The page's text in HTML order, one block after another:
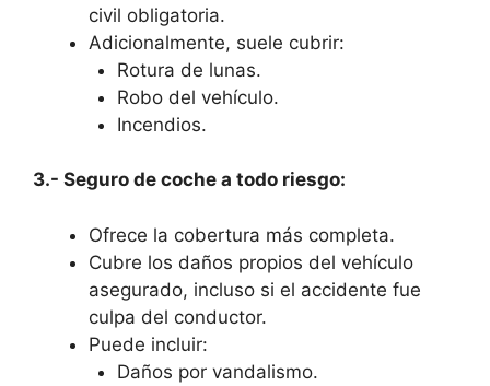
civil obligatoria.
Adicionalmente, suele cubrir:
Rotura de lunas.
Robo del vehículo.
Incendios.
3.- Seguro de coche a todo riesgo:
Ofrece la cobertura más completa.
Cubre los daños propios del vehículo
asegurado, incluso si el accidente fue
culpa del conductor.
Puede incluir:
Daños por vandalismo.